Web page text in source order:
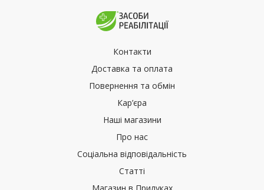
Контакти
Доставка та оплата
Повернення та обмін
Кар’єра
Наші магазини
Про нас
Соціальна відповідальність
Статті
Магазин в Прилуках